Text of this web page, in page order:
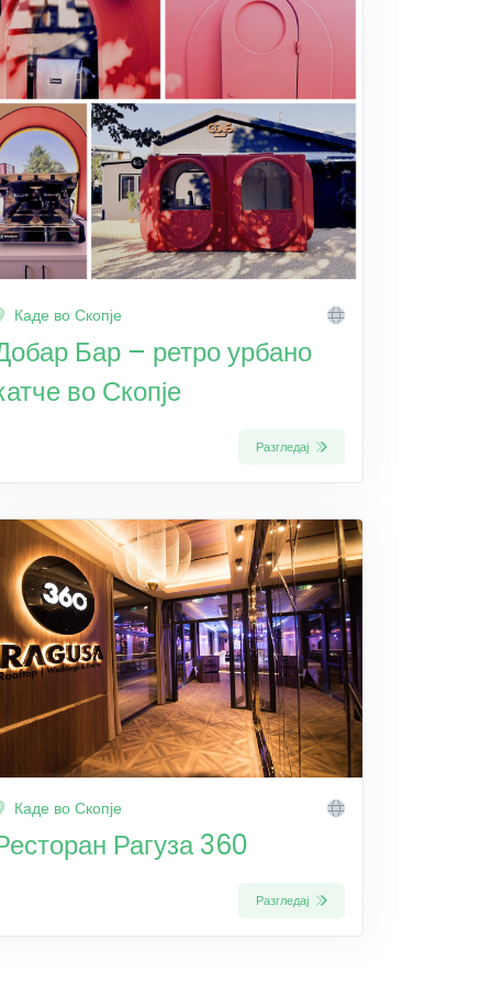
Каде во Скопје
Бар – ретро урбано
во Скопје
Разгледај
Каде во Скопје
Рагуза 360
Разгледај